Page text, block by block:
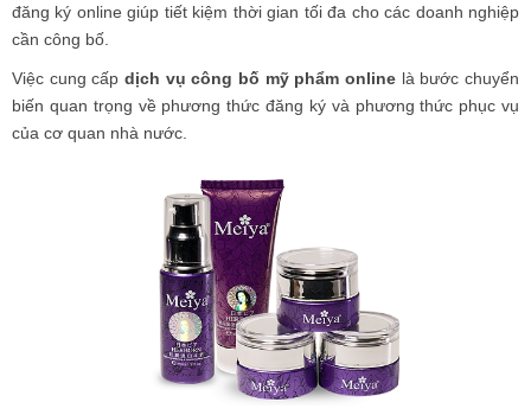
đăng ký online giúp tiết kiệm thời gian tối đa cho các doanh nghiệp
cần công bố.
Việc cung cấp dịch vụ công bố mỹ phẩm online là bước chuyển
biến quan trọng về phương thức đăng ký và phương thức phục vụ
của cơ quan nhà nước.